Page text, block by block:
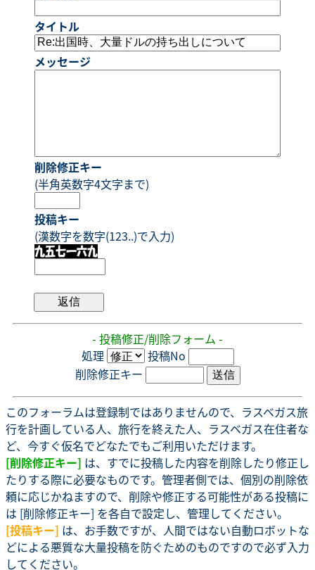
タイトル
メッセージ
削除修正キー
(半角英数字4文字まで)
投稿キー
(漢数字を数字(123..)で入力)
- 投稿修正/削除フォーム -
処理
投稿No
削除修正キー
このフォーラムは登録制ではありませんので、ラスベガス旅
行を計画している人、旅行を終えた人、ラスベガス在住者な
ど、今すぐ仮名でどなたでもご利用いただけます。
[削除修正キー] は、すでに投稿した内容を削除したり修正し
たりする際に必要なものです。管理者側では、個別の削除依
頼に応じかねますので、削除や修正する可能性がある投稿に
は [削除修正キー] を各自で設定し、管理してください。
[投稿キー] は、お手数ですが、人間ではない自動ロボットな
どによる悪質な大量投稿を防ぐためのものですので必ず入力
してください。